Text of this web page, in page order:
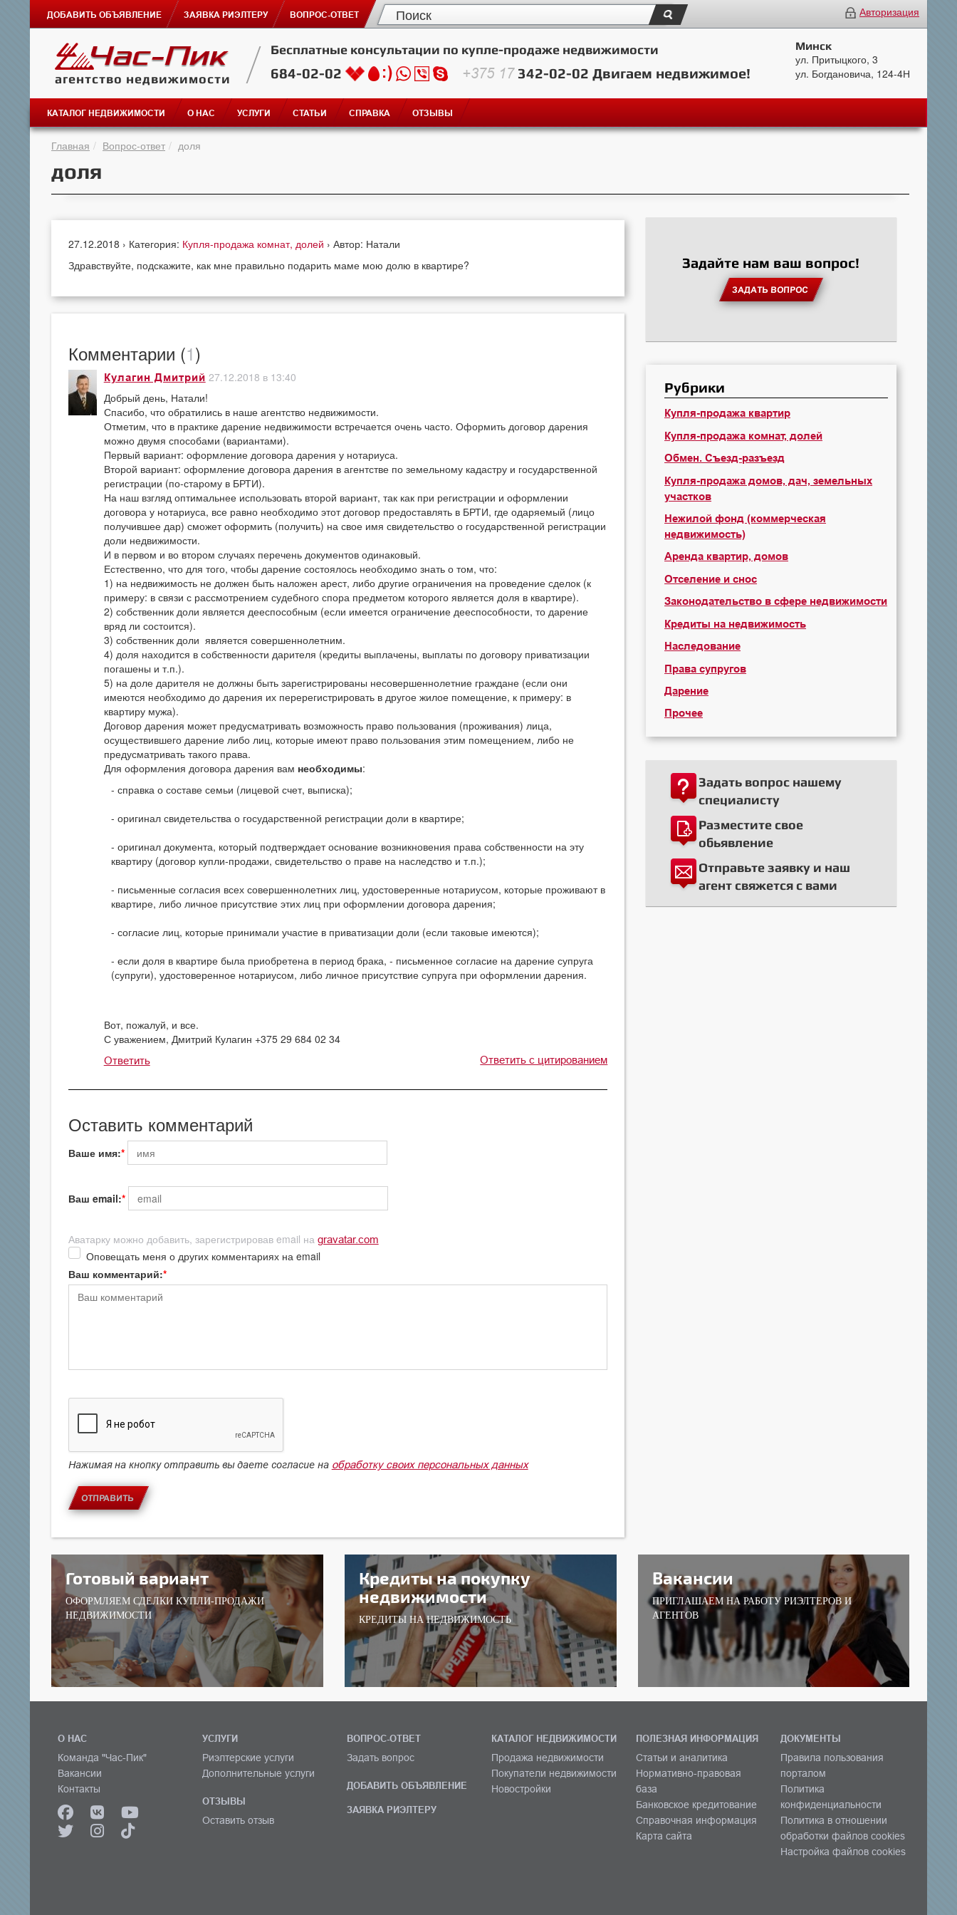
ДОБАВИТЬ ОБЪЯВЛЕНИЕ ЗАЯВКА РИЭЛТЕРУ ВОПРОС-ОТВЕТ Авторизация
агентство недвижимости
Бесплатные консультации по купле-продаже недвижимости
684-02-02 +375 17342-02-02 Двигаем недвижимое!
Минск
ул. Притыцкого, 3
ул. Богдановича, 124-4Н
КАТАЛОГ НЕДВИЖИМОСТИ О НАС УСЛУГИ СТАТЬИ СПРАВКА ОТЗЫВЫ
Главная Вопрос-ответ доля
доля
27.12.2018 › Категория: Купля-продажа комнат, долей › Автор: Натали
Здравствуйте, подскажите, как мне правильно подарить маме мою долю в квартире?
Комментарии (1)
Кулагин Дмитрий 27.12.2018 в 13:40
Добрый день, Натали!
Спасибо, что обратились в наше агентство недвижимости.
Отметим, что в практике дарение недвижимости встречается очень часто. Оформить договор дарения
можно двумя способами (вариантами).
Первый вариант: оформление договора дарения у нотариуса.
Второй вариант: оформление договора дарения в агентстве по земельному кадастру и государственной
регистрации (по-старому в БРТИ).
На наш взгляд оптимальнее использовать второй вариант, так как при регистрации и оформлении
договора у нотариуса, все равно необходимо этот договор предоставлять в БРТИ, где одаряемый (лицо
получившее дар) сможет оформить (получить) на свое имя свидетельство о государственной регистрации
доли недвижимости.
И в первом и во втором случаях перечень документов одинаковый.
Естественно, что для того, чтобы дарение состоялось необходимо знать о том, что:
1) на недвижимость не должен быть наложен арест, либо другие ограничения на проведение сделок (к
примеру: в связи с рассмотрением судебного спора предметом которого является доля в квартире).
2) собственник доли является дееспособным (если имеется ограничение дееспособности, то дарение
вряд ли состоится).
3) собственник доли является совершеннолетним.
4) доля находится в собственности дарителя (кредиты выплачены, выплаты по договору приватизации
погашены и т.п.).
5) на доле дарителя не должны быть зарегистрированы несовершеннолетние граждане (если они
имеются необходимо до дарения их перерегистрировать в другое жилое помещение, к примеру: в
квартиру мужа).
Договор дарения может предусматривать возможность право пользования (проживания) лица,
осуществившего дарение либо лиц, которые имеют право пользования этим помещением, либо не
предусматривать такого права.
Для оформления договора дарения вам необходимы:
справка о составе семьи (лицевой счет, выписка);
оригинал свидетельства о государственной регистрации доли в квартире;
оригинал документа, который подтверждает основание возникновения права собственности на эту
квартиру (договор купли-продажи, свидетельство о праве на наследство и т.п.);
письменные согласия всех совершеннолетних лиц, удостоверенные нотариусом, которые проживают в
квартире, либо личное присутствие этих лиц при оформлении договора дарения;
согласие лиц, которые принимали участие в приватизации доли (если таковые имеются);
если доля в квартире была приобретена в период брака, - письменное согласие на дарение супруга
(супруги), удостоверенное нотариусом, либо личное присутствие супруга при оформлении дарения.
Вот, пожалуй, и все.
С уважением, Дмитрий Кулагин +375 29 684 02 34
Ответить Ответить с цитированием
Оставить комментарий
Ваше имя:
Ваш email:
Аватарку можно добавить, зарегистрировав email на gravatar.com
Оповещать меня о других комментариях на email
Ваш комментарий:
Нажимая на кнопку отправить вы даете согласие на обработку своих персональных данных
ОТПРАВИТЬ
Задайте нам ваш вопрос!
ЗАДАТЬ ВОПРОС
Рубрики
Купля-продажа квартир
Купля-продажа комнат, долей
Обмен. Съезд-разъезд
Купля-продажа домов, дач, земельных
участков
Нежилой фонд (коммерческая
недвижимость)
Аренда квартир, домов
Отселение и снос
Законодательство в сфере недвижимости
Кредиты на недвижимость
Наследование
Права супругов
Дарение
Прочее
Задать вопрос нашему
специалисту
Разместите свое
обьявление
Отправьте заявку и наш
агент свяжется с вами
Готовый вариант
ОФОРМЛЯЕМ СДЕЛКИ КУПЛИ-ПРОДАЖИ
НЕДВИЖИМОСТИ
Кредиты на покупку
недвижимости
КРЕДИТЫ НА НЕДВИЖИМОСТЬ
Вакансии
ПРИГЛАШАЕМ НА РАБОТУ РИЭЛТЕРОВ И
АГЕНТОВ
О НАС
Команда "Час-Пик"
Вакансии
Контакты
УСЛУГИ
Риэлтерские услуги
Дополнительные услуги
ОТЗЫВЫ
Оставить отзыв
ВОПРОС-ОТВЕТ
Задать вопрос
ДОБАВИТЬ ОБЪЯВЛЕНИЕ
ЗАЯВКА РИЭЛТЕРУ
КАТАЛОГ НЕДВИЖИМОСТИ
Продажа недвижимости
Покупатели недвижимости
Новостройки
ПОЛЕЗНАЯ ИНФОРМАЦИЯ
Статьи и аналитика
Нормативно-правовая
база
Банковское кредитование
Справочная информация
Карта сайта
ДОКУМЕНТЫ
Правила пользования
порталом
Политика
конфиденциальности
Политика в отношении
обработки файлов cookies
Настройка файлов cookies